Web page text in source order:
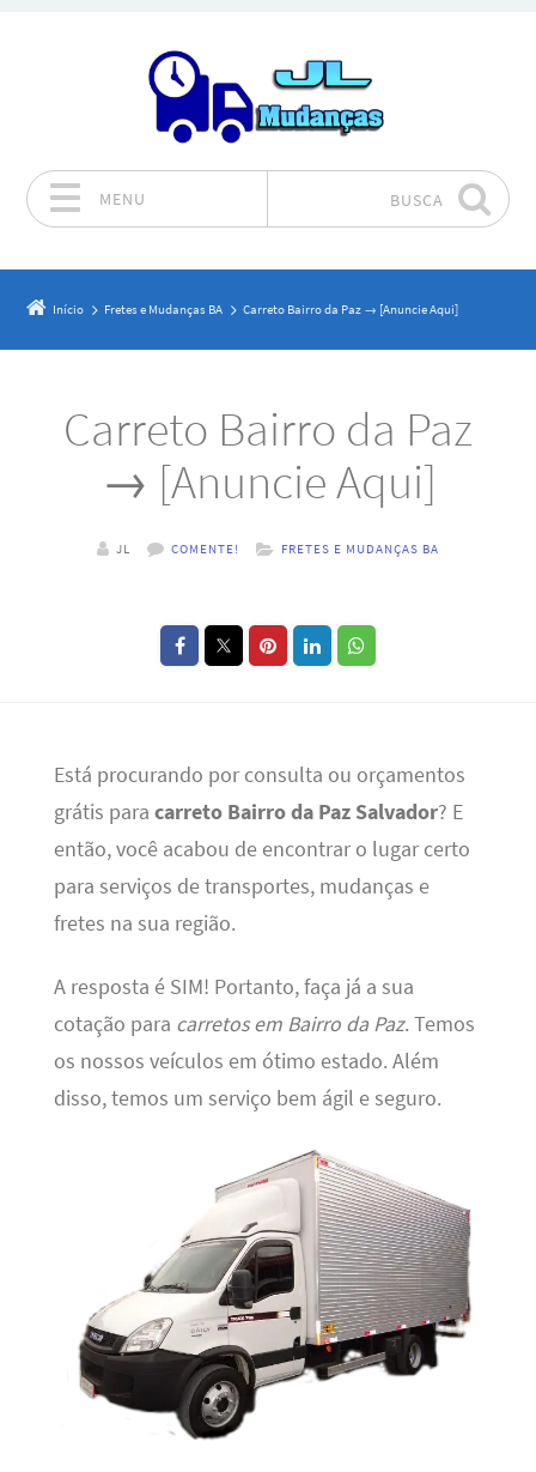
MENU BUSCA
Início Fretes e Mudanças BA Carreto Bairro da Paz → [Anuncie Aqui]
Carreto Bairro da Paz
→ [Anuncie Aqui]
JL COMENTE! FRETES E MUDANÇAS BA
Está procurando por consulta ou orçamentos
grátis para carreto Bairro da Paz Salvador? E
então, você acabou de encontrar o lugar certo
para serviços de transportes, mudanças e
fretes na sua região.
A resposta é SIM! Portanto, faça já a sua
cotação para carretos em Bairro da Paz. Temos
os nossos veículos em ótimo estado. Além
disso, temos um serviço bem ágil e seguro.